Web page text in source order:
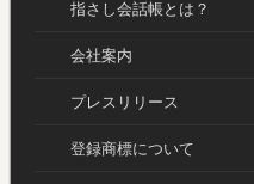
指さし会話帳とは？
会社案内
プレスリリース
登録商標について